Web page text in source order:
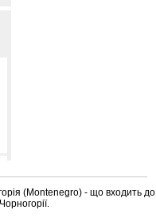
(Montenegro) - що входить до